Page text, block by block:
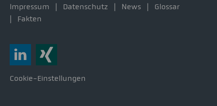
Impressum Datenschutz News
Glossar
Fakten
Cookie-Einstellungen